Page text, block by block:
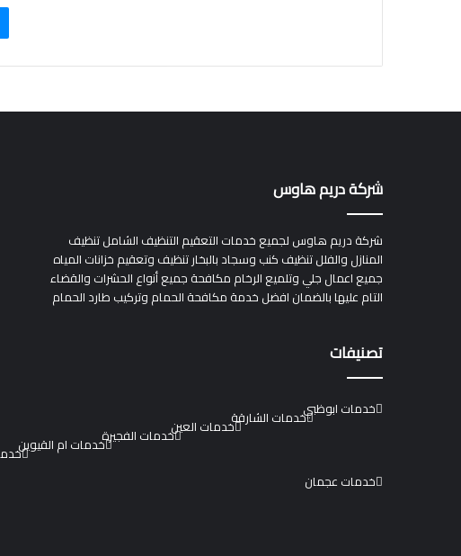
شركة دريم هاوس
شركة دريم هاوس لجميع خدمات التعقيم التنظيف الشامل تنظيف
المنازل والفلل تنظيف كنب وسجاد بالبخار تنظيف وتعقيم خزانات المياه
جميع اعمال جلي وتلميع الرخام مكافحة جميع أنواع الحشرات والقضاء
التام عليها بالضمان افضل خدمة مكافحة الحمام وتركيب طارد الحمام
تصنيفات
خدمات ابوظبيخدمات الشارقةخدمات العينخدمات الفجيرةخدمات ام القيوين
خدمات عجمان